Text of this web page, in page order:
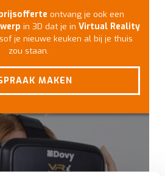
ontvang je ook een
in 3D dat je in Virtual Reality
je nieuwe keuken al bij je thuis
zou staan.
MAKEN